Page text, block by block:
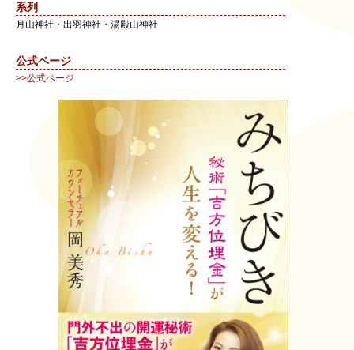
系列
月山神社・出羽神社・湯殿山神社
公式ページ
>>公式ページ